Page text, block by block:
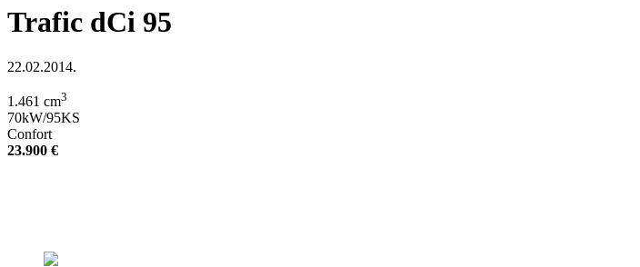
Trafic dCi 95
22.02.2014.
1.461 cm3
70kW/95KS
Confort
23.900 €